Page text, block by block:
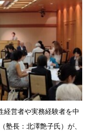
経営者や実務経験者を中
塾長：北澤艶子氏）が、